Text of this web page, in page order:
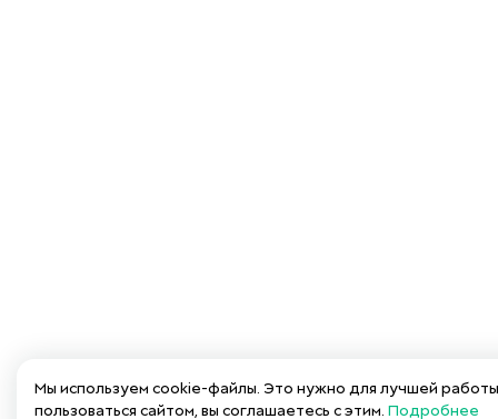
Мы используем cookie-файлы. Это нужно для лучшей
пользоваться сайтом, вы соглашаетесь с этим. Подробнее